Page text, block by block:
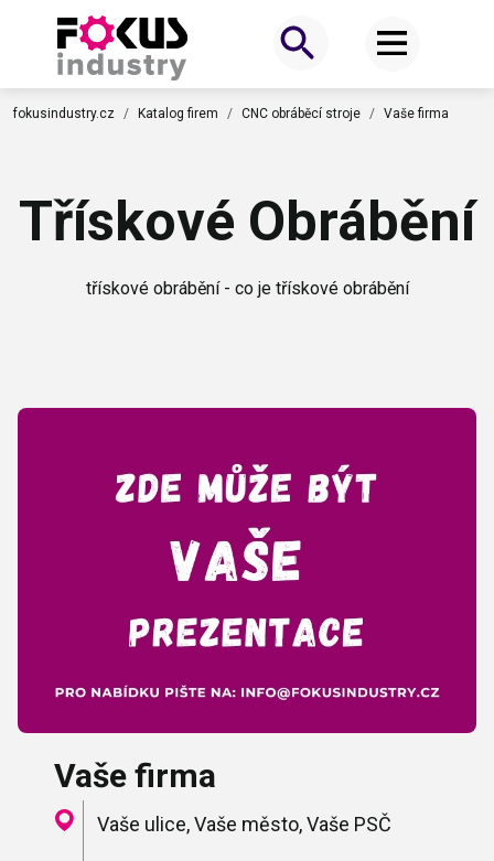
fokusindustry.cz Katalog firem CNC obráběcí stroje Vaše firma
Třískové Obrábění
třískové obrábění - co je třískové obrábění
Vaše firma
Vaše ulice, Vaše město, Vaše PSČ